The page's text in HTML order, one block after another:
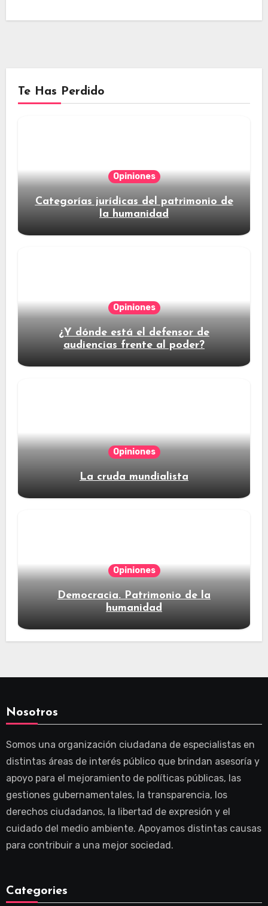
Te Has Perdido
Opiniones
Categorías jurídicas del patrimonio de
la humanidad
Opiniones
¿Y dónde está el defensor de
audiencias frente al poder?
Opiniones
La cruda mundialista
Opiniones
Democracia. Patrimonio de la
humanidad
Nosotros
Somos una organización ciudadana de especialistas en
distintas áreas de interés público que brindan asesoría y
apoyo para el mejoramiento de políticas públicas, las
gestiones gubernamentales, la transparencia, los
derechos ciudadanos, la libertad de expresión y el
cuidado del medio ambiente. Apoyamos distintas causas
para contribuir a una mejor sociedad.
Categories